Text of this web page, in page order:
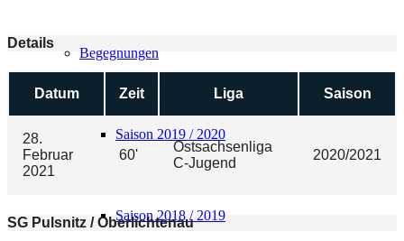
Begegnungen
Saison 2019 / 2020
Saison 2018 / 2019
Details
Datum Zeit Liga Saison
28.
Februar
2021
60'
Ostsachsenliga
C-Jugend
2020/2021
SG Pulsnitz / Oberlichtenau